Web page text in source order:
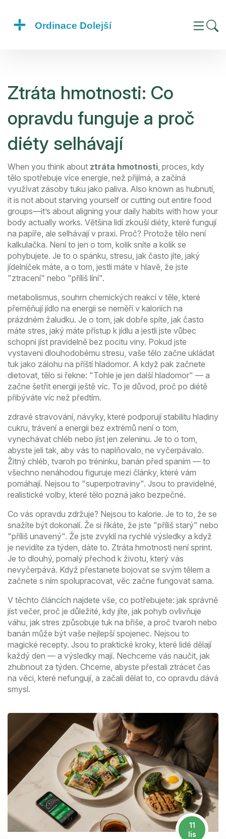
Ztráta hmotnosti: Co
opravdu funguje a proč
diéty selhávají
When you think about ztráta hmotnosti, proces, kdy
tělo spotřebuje více energie, než přijímá, a začíná
využívat zásoby tuku jako paliva. Also known as hubnutí,
it is not about starving yourself or cutting out entire food
groups—it’s about aligning your daily habits with how your
body actually works. Většina lidí zkouší diéty, které fungují
na papíře, ale selhávají v praxi. Proč? Protože tělo není
kalkulačka. Není to jen o tom, kolik sníte a kolik se
pohybujete. Je to o spánku, stresu, jak často jíte, jaký
jídelníček máte, a o tom, jestli máte v hlavě, že jste
"ztracení" nebo "příliš líní".
metabolismus, souhrn chemických reakcí v těle, které
přeměňují jídlo na energii se neměří v kaloriích na
prázdném žaludku. Je o tom, jak dobře spíte, jak často
máte stres, jaký máte přístup k jídlu a jestli jste vůbec
schopni jíst pravidelně bez pocitu viny. Pokud jste
vystaveni dlouhodobému stresu, vaše tělo začne ukládat
tuk jako zálohu na příští hladomor. A když pak začnete
dietovat, tělo si řekne: "Tohle je jen další hladomor" — a
začne šetřit energii ještě víc. To je důvod, proč po diétě
přibýváte víc než předtím.
zdravé stravování, návyky, které podporují stabilitu hladiny
cukru, trávení a energii bez extrémů není o tom,
vynechávat chléb nebo jíst jen zeleninu. Je to o tom,
abyste jeli tak, aby vás to naplňovalo, ne vyčerpávalo.
Žitný chléb, tvaroh po tréninku, banán před spaním — to
všechno nenáhodou figuruje mezi články, které vám
pomáhají. Nejsou to "superpotraviny". Jsou to pravidelné,
realistické volby, které tělo pozná jako bezpečné.
Co vás opravdu zdržuje? Nejsou to kalorie. Je to to, že se
snažíte být dokonalí. Že si říkáte, že jste "příliš starý" nebo
"příliš unavený". Že jste zvyklí na rychlé výsledky a když
je nevidíte za týden, dáte to. Ztráta hmotnosti není sprint.
Je to dlouhý, pomalý přechod k životu, který vás
nevyčerpává. Když přestanete bojovat se svým tělem a
začnete s ním spolupracovat, věc začne fungovat sama.
V těchto článcích najdete vše, co potřebujete: jak správně
jíst večer, proč je důležité, kdy jíte, jak pohyb ovlivňuje
váhu, jak stres způsobuje tuk na břiše, a proč tvaroh nebo
banán může být vaše nejlepší spojenec. Nejsou to
magické recepty. Jsou to praktické kroky, které lidé dělají
každý den — a výsledky mají. Nechceme vás naučit, jak
zhubnout za týden. Chceme, abyste přestali ztrácet čas
na věci, které nefungují, a začali dělat to, co opravdu dává
smysl.
11
lis